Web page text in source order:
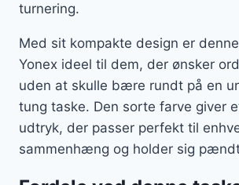
turnering.
Med sit kompakte design er
Yonex ideel til dem, der ønsker
uden at skulle bære rundt på en
tung taske. Den sorte farve giver
udtryk, der passer perfekt til
sammenhæng og holder sig